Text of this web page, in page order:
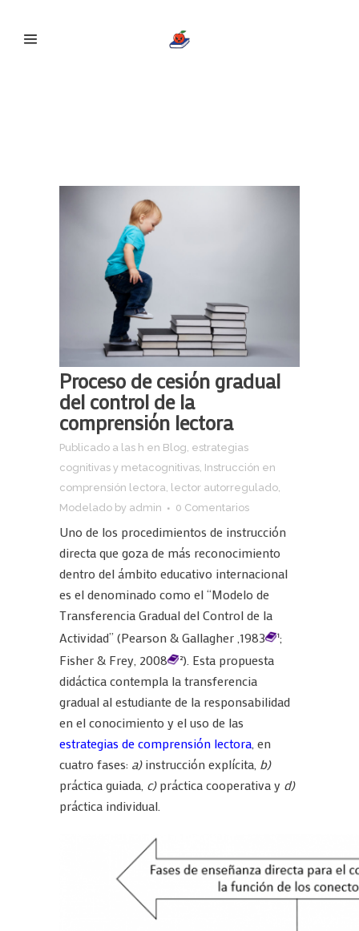
Proceso de cesión gradual
del control de la
comprensión lectora
Publicado a las h en Blog estrategias
cognitivas y metacognitivas Instrucción en
comprensión lectora lector autorregulado
Modelado by admin 0 Comentarios
Uno de los procedimientos de instrucción
directa que goza de más reconocimiento
dentro del ámbito educativo internacional
es el denominado como el “Modelo de
Transferencia Gradual del Control de la
Actividad” (Pearson & Gallagher ,1983
1;
Fisher & Frey, 2008
2). Esta propuesta
didáctica contempla la transferencia
gradual al estudiante de la responsabilidad
en el conocimiento y el uso de las
estrategias de comprensión lectora, en
cuatro fases: a)instrucción explícita, b)
práctica guiada, c)práctica cooperativa y d)
práctica individual.